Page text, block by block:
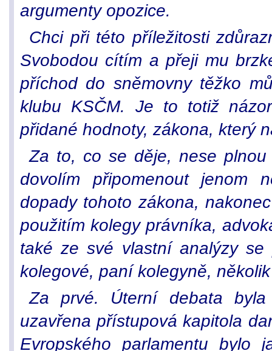
argumenty opozice.
Chci při této příležitosti
Svobodou cítím a přeji mu
příchod do sněmovny těžko
klubu KSČM. Je to totiž
přidané hodnoty, zákona, který
Za to, co se děje, nese
dovolím připomenout jenom
dopady tohoto zákona,
použitím kolegy právníka,
také ze své vlastní analýzy se
kolegové, paní kolegyně,
Za prvé. Úterní debata
uzavřena přístupová kapitola
Evropského parlamentu